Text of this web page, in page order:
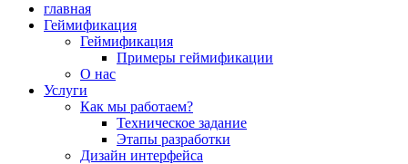
главная
Геймификация
Геймификация
Примеры геймификации
О нас
Услуги
Как мы работаем?
Техническое задание
Этапы разработки
Дизайн интерфейса